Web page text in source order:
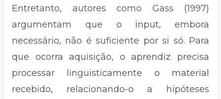
Entretanto, autores como Gass (1997)
argumentam que o input, embora
necessário, não é suficiente por si só. Para
que ocorra aquisição, o aprendiz precisa
processar linguisticamente o material
recebido, relacionando-o a hipóteses